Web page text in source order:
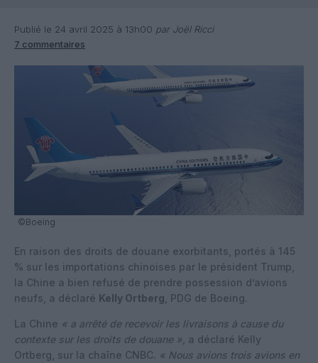
Publié le 24 avril 2025 à 13h00 par Joël Ricci
7 commentaires
©Boeing
En raison des droits de douane exorbitants, portés à 145
% sur les importations chinoises par le président Trump,
la Chine a bien refusé de prendre possession d’avions
neufs, a déclaré Kelly Ortberg , PDG de Boeing.
La Chine « a arrêté de recevoir les livraisons à cause du
contexte sur les droits de douane », a déclaré Kelly
Ortberg, sur la chaîne CNBC. « Nous avions trois avions en